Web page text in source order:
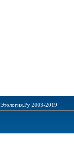
Этология.Ру 2003-2019